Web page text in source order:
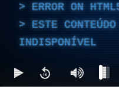
ERROR ON
ESTE
INDISPONÍVEL